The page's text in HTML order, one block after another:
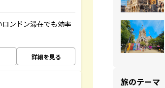
ンドン滞在でも効率
詳細を見る
旅のテーマ